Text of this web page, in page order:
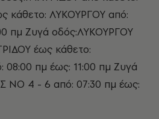
ΛΥΚΟΥΡΓΟΥ από:
πμ Ζυγά οδός:ΛΥΚΟΥΡΓΟΥ
έως κάθετο:
πμ έως: 11:00 πμ Ζυγά
ΝΟ 4 - 6 από: 07:30 πμ έως: